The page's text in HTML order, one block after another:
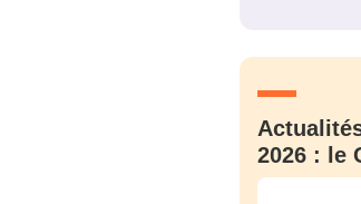
2026 : le